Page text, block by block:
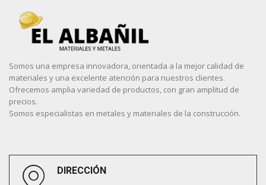
Somos una empresa innovadora, orientada a la mejor calidad de
materiales y una excelente atención para nuestros clientes.
Ofrecemos amplia variedad de productos, con gran amplitud de
precios.
Somos especialistas en metales y materiales de la construcción.
DIRECCIÓN